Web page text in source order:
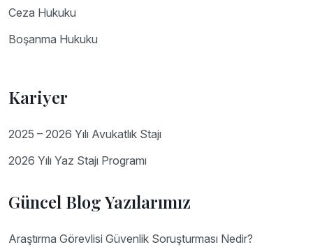
Ceza Hukuku
Boşanma Hukuku
Kariyer
2025 – 2026 Yılı Avukatlık Stajı
2026 Yılı Yaz Stajı Programı
Güncel Blog Yazılarımız
Araştırma Görevlisi Güvenlik Soruşturması Nedir?